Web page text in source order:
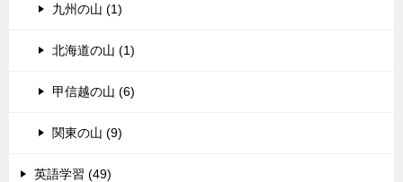
九州の山 (1)
北海道の山 (1)
甲信越の山 (6)
関東の山 (9)
英語学習 (49)